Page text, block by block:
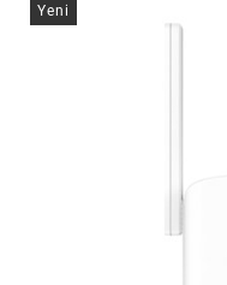
Yeni